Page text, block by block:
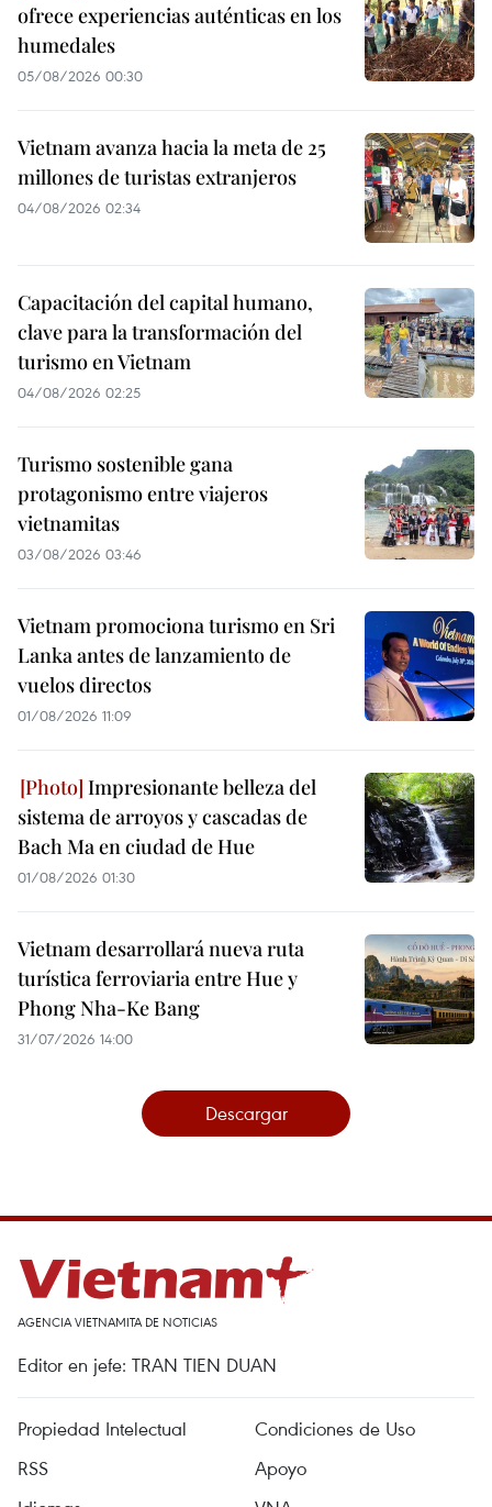
ofrece experiencias auténticas en los
humedales
05/08/2026 00:30
Vietnam avanza hacia la meta de 25
millones de turistas extranjeros
04/08/2026 02:34
Capacitación del capital humano,
clave para la transformación del
turismo en Vietnam
04/08/2026 02:25
Turismo sostenible gana
protagonismo entre viajeros
vietnamitas
03/08/2026 03:46
Vietnam promociona turismo en Sri
Lanka antes de lanzamiento de
vuelos directos
01/08/2026 11:09
Impresionante belleza del
sistema de arroyos y cascadas de
Bach Ma en ciudad de Hue
01/08/2026 01:30
Vietnam desarrollará nueva ruta
turística ferroviaria entre Hue y
Phong Nha-Ke Bang
31/07/2026 14:00
Descargar
AGENCIA VIETNAMITA DE NOTICIAS
Editor en jefe: TRAN TIEN DUAN
Propiedad Intelectual
Condiciones de Uso
RSS
Apoyo